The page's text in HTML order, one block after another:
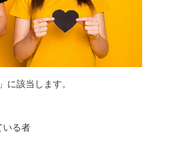
に該当します。
いる者